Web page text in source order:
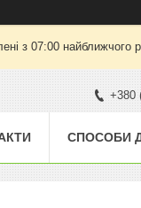
з 07:00 найближчого
+380
СПОСОБИ